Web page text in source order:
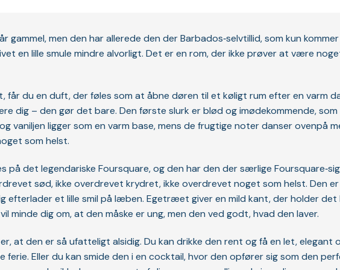
gammel, men den har allerede den der Barbados‑selvtillid, som kun
en lille smule mindre alvorligt. Det er en rom, der ikke prøver at være
får du en duft, der føles som at åbne døren til et køligt rum efter en varm
dig – den gør det bare. Den første slurk er blød og imødekommende, som
vaniljen ligger som en varm base, mens de frugtige noter danser ovenpå
som helst.
på det legendariske Foursquare, og den har den der særlige
sød, ikke overdrevet krydret, ikke overdrevet noget som helst. Den
efterlader et lille smil på læben. Egetræet giver en mild kant, der holder det
minde dig om, at den måske er ung, men den ved godt, hvad den laver.
at den er så ufatteligt alsidig. Du kan drikke den rent og få en let, elegant
ferie. Eller du kan smide den i en cocktail, hvor den opfører sig som den